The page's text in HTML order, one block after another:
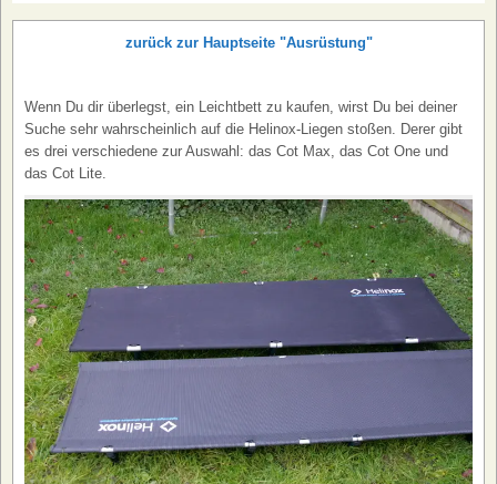
zurück zur Hauptseite "Ausrüstung"
Wenn Du dir überlegst, ein Leichtbett zu kaufen, wirst Du bei deiner
Suche sehr wahrscheinlich auf die Helinox-Liegen stoßen. Derer gibt
es drei verschiedene zur Auswahl: das Cot Max, das Cot One und
das Cot Lite.